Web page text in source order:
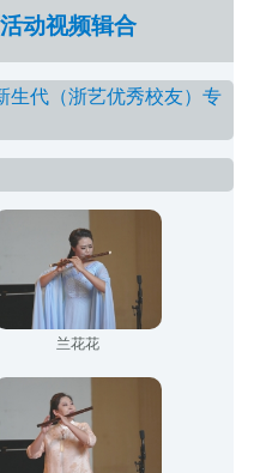
动视频辑合
代（浙艺优秀校友）专
兰花花